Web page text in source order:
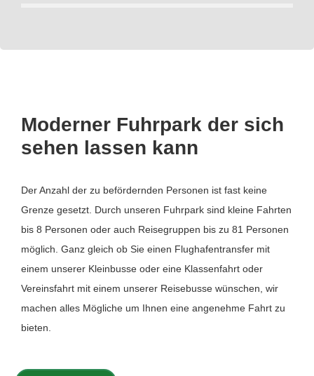
Moderner Fuhrpark der sich
sehen lassen kann
Der Anzahl der zu befördernden Personen ist fast keine
Grenze gesetzt. Durch unseren Fuhrpark sind kleine Fahrten
bis 8 Personen oder auch Reisegruppen bis zu 81 Personen
möglich. Ganz gleich ob Sie einen Flughafentransfer mit
einem unserer Kleinbusse oder eine Klassenfahrt oder
Vereinsfahrt mit einem unserer Reisebusse wünschen, wir
machen alles Mögliche um Ihnen eine angenehme Fahrt zu
bieten.